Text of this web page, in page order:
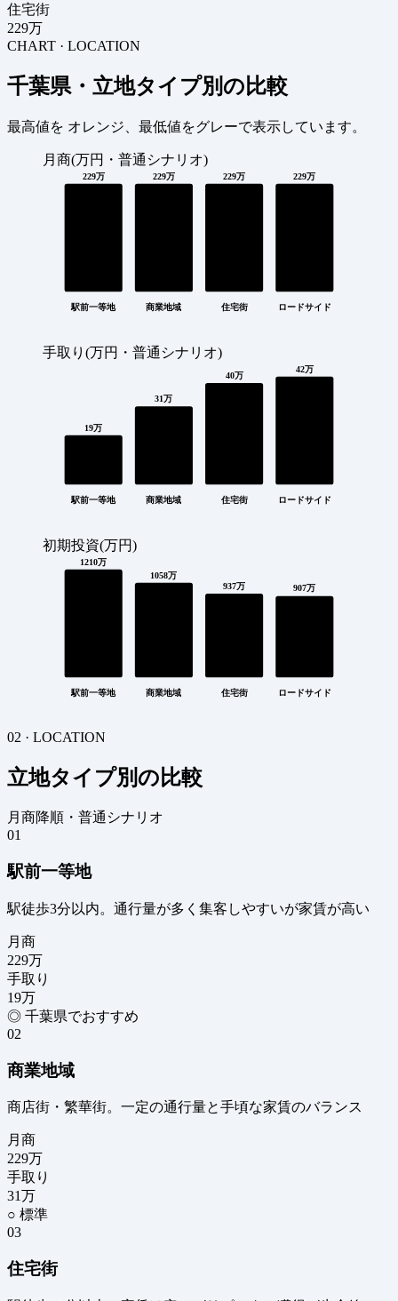
住宅街
229万
CHART · LOCATION
千葉県・立地タイプ別の比較
最高値を オレンジ 、最低値をグレーで表示しています。
月商(万円・普通シナリオ)
229万
駅前一等地
229万
商業地域
229万
住宅街
229万
ロードサイド
手取り(万円・普通シナリオ)
19万
駅前一等地
31万
商業地域
40万
住宅街
42万
ロードサイド
初期投資(万円)
1210万
駅前一等地
1058万
商業地域
937万
住宅街
907万
ロードサイド
02 · LOCATION
立地タイプ別の比較
月商降順・普通シナリオ
01
駅前一等地
駅徒歩3分以内。通行量が多く集客しやすいが家賃が高い
月商
229万
手取り
19万
◎ 千葉県でおすすめ
02
商業地域
商店街・繁華街。一定の通行量と手頃な家賃のバランス
月商
229万
手取り
31万
○ 標準
03
住宅街